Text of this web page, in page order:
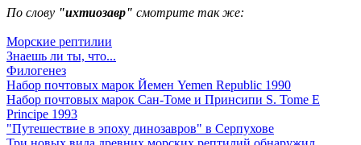
По слову "ихтиозавр" смотрите так же:
Морские рептилии
Знаешь ли ты, что...
Филогенез
Набор почтовых марок Йемен Yemen Republic 1990
Набор почтовых марок Сан-Томе и Принсипи S. Tome E
Principe 1993
"Путешествие в эпоху динозавров" в Серпухове